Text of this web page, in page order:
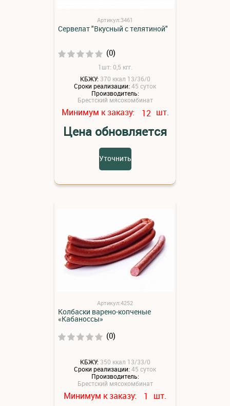
Артикул:3461
Сервелат "Вкусный с телятиной"
(0)
1шт: 0,5 кгг.
КБЖУ: 370 ккал 13/36/0
Сроки реализации:45 суток
Производитель:
Брестский мясокомбинат
Минимум к заказу: 12 шт.
Цена обновляется
Уточнить
Артикул:4252
Колбаски варено-копченые
«Кабаноссы»
(0)
КБЖУ: 350 ккал 13/33/0
Сроки реализации:45 суток
Производитель:
Брестский мясокомбинат
Минимум к заказу: 1 шт.